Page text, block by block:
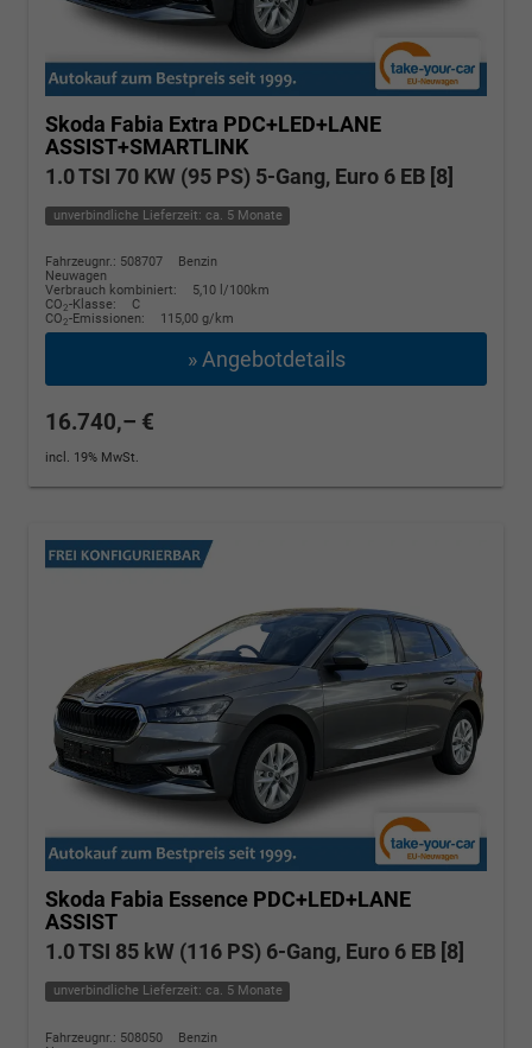
Skoda Fabia Extra PDC+LED+LANE
ASSIST+SMARTLINK
1.0 TSI 70 KW (95 PS) 5-Gang, Euro 6 EB [8]
unverbindliche Lieferzeit: ca. 5 Monate
Fahrzeugnr.: 508707
Benzin
Neuwagen
Verbrauch kombiniert:
5,10 l/100km
CO2-Klasse:
C
CO2-Emissionen: 115,00 g/km
» Angebotdetails
16.740,– €
incl. 19% MwSt.
Skoda Fabia Essence PDC+LED+LANE
ASSIST
1.0 TSI 85 kW (116 PS) 6-Gang, Euro 6 EB [8]
unverbindliche Lieferzeit: ca. 5 Monate
Fahrzeugnr.: 508050
Benzin